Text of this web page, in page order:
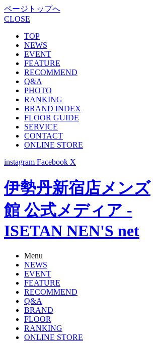
ページトップへ
CLOSE
TOP
NEWS
EVENT
FEATURE
RECOMMEND
Q&A
PHOTO
RANKING
BRAND INDEX
FLOOR GUIDE
SERVICE
CONTACT
ONLINE STORE
instagram Facebook X
伊勢丹新宿店メンズ
館 公式メディア -
ISETAN NEN'S net
Menu
NEWS
EVENT
FEATURE
RECOMMEND
Q&A
BRAND
FLOOR
RANKING
ONLINE STORE